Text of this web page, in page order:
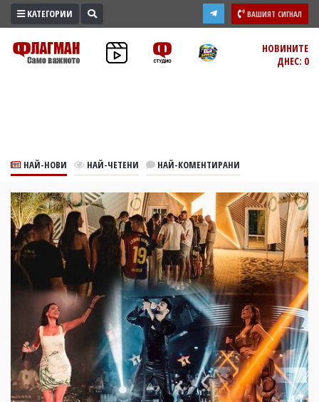
ПРОМО
ЗОНА
ЗДРАВЕ
ПОЛИТИКА
ОБЩИНИ
ОБЩЕСТВО
ЛАЙФСТАЙЛ
ВОЙНАТА
УКРАЙНА
СПОРТ
РАЗСЛЕДВАНЕ
БИЗНЕС
КАТЕГОРИИ ВАШИЯТ СИГНАЛ
НОВИНИТЕ
ДНЕС: 0
НАЙ-НОВИ НАЙ-ЧЕТЕНИ НАЙ-КОМЕНТИРАНИ